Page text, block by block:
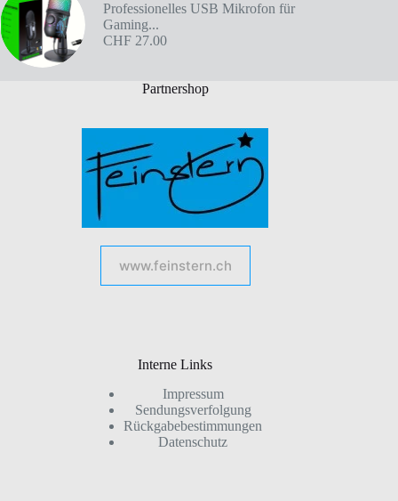
Professionelles USB Mikrofon für
Gaming...
CHF 27.00
Partnershop
www.feinstern.ch
Interne Links
Impressum
Sendungsverfolgung
Rückgabebestimmungen
Datenschutz